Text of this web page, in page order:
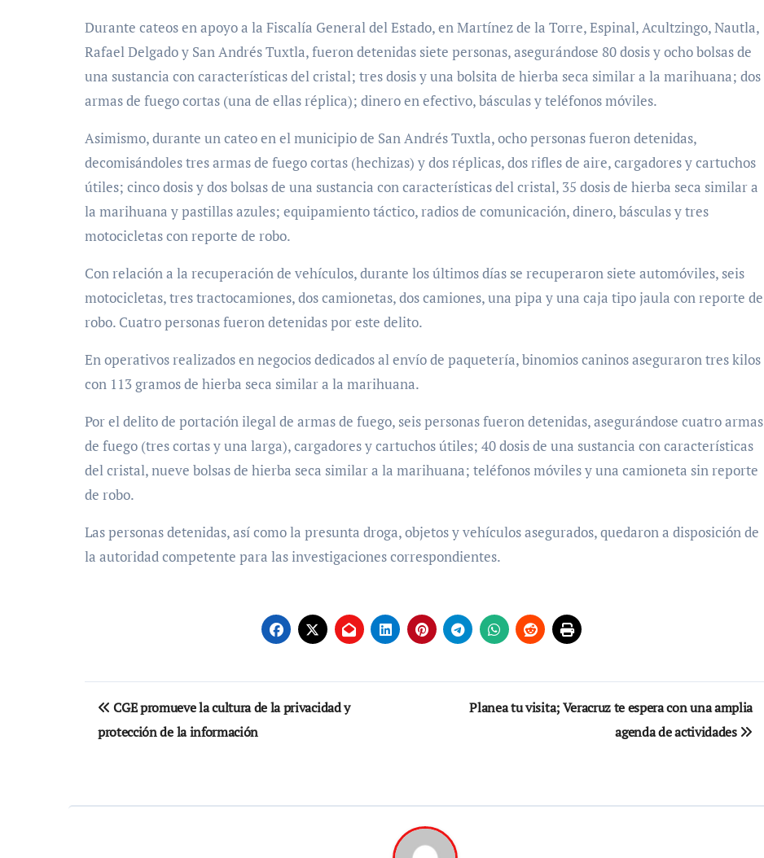
Durante cateos en apoyo a la Fiscalía General del Estado, en Martínez de la Torre, Espinal, Acultzingo, Nautla,
Rafael Delgado y San Andrés Tuxtla, fueron detenidas siete personas, asegurándose 80 dosis y ocho bolsas de
una sustancia con características del cristal; tres dosis y una bolsita de hierba seca similar a la marihuana; dos
armas de fuego cortas (una de ellas réplica); dinero en efectivo, básculas y teléfonos móviles.
Asimismo, durante un cateo en el municipio de San Andrés Tuxtla, ocho personas fueron detenidas,
decomisándoles tres armas de fuego cortas (hechizas) y dos réplicas, dos rifles de aire, cargadores y cartuchos
útiles; cinco dosis y dos bolsas de una sustancia con características del cristal, 35 dosis de hierba seca similar a
la marihuana y pastillas azules; equipamiento táctico, radios de comunicación, dinero, básculas y tres
motocicletas con reporte de robo.
Con relación a la recuperación de vehículos, durante los últimos días se recuperaron siete automóviles, seis
motocicletas, tres tractocamiones, dos camionetas, dos camiones, una pipa y una caja tipo jaula con reporte de
robo. Cuatro personas fueron detenidas por este delito.
En operativos realizados en negocios dedicados al envío de paquetería, binomios caninos aseguraron tres kilos
con 113 gramos de hierba seca similar a la marihuana.
Por el delito de portación ilegal de armas de fuego, seis personas fueron detenidas, asegurándose cuatro armas
de fuego (tres cortas y una larga), cargadores y cartuchos útiles; 40 dosis de una sustancia con características
del cristal, nueve bolsas de hierba seca similar a la marihuana; teléfonos móviles y una camioneta sin reporte
de robo.
Las personas detenidas, así como la presunta droga, objetos y vehículos asegurados, quedaron a disposición de
la autoridad competente para las investigaciones correspondientes.
Navegación
de
CGE promueve la cultura de la privacidad y
protección de la información
Planea tu visita; Veracruz te espera con una amplia
agenda de actividades